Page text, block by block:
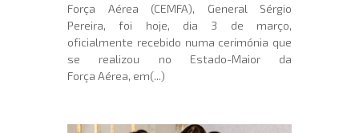
Força Aérea (CEMFA), General Sérgio
Pereira, foi hoje, dia 3 de março,
oficialmente recebido numa cerimónia que
se realizou no Estado-Maior da
Força Aérea, em(...)